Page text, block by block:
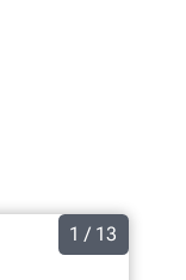
1 / 13